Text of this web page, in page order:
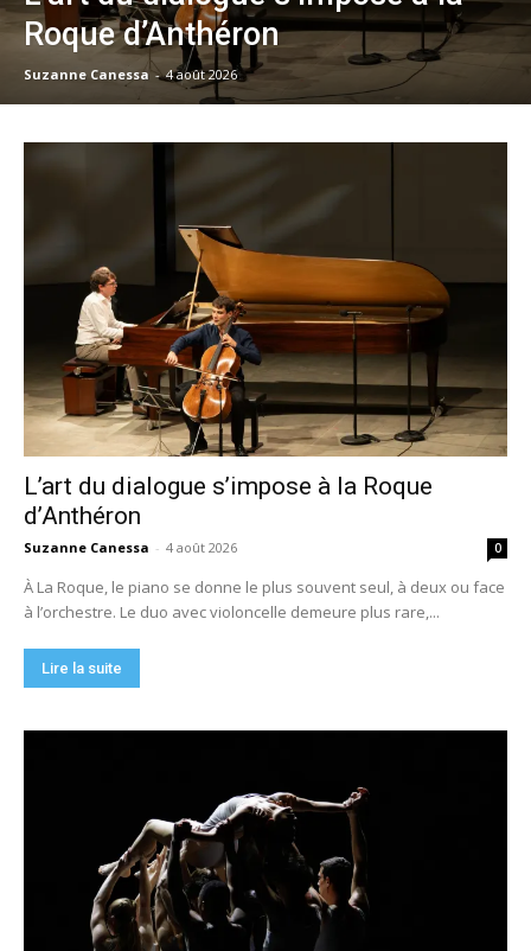
Roque d’Anthéron
Suzanne Canessa - 4 août 2026
L’art du dialogue s’impose à la Roque
d’Anthéron
Suzanne Canessa - 4 août 2026 0
À La Roque, le piano se donne le plus souvent seul, à deux ou face
à l’orchestre. Le duo avec violoncelle demeure plus rare,...
Lire la suite